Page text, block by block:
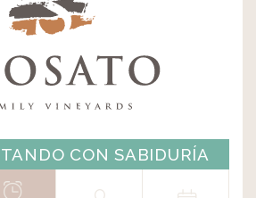
CON SABIDURÍA